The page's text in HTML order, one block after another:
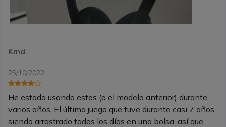
Kmd
25/10/2022
He estado usando estos (o el modelo anterior) durante
varios años. El último juego que tuve durante casi 7 años,
siendo arrastrado todos los días en una bolsa, así que